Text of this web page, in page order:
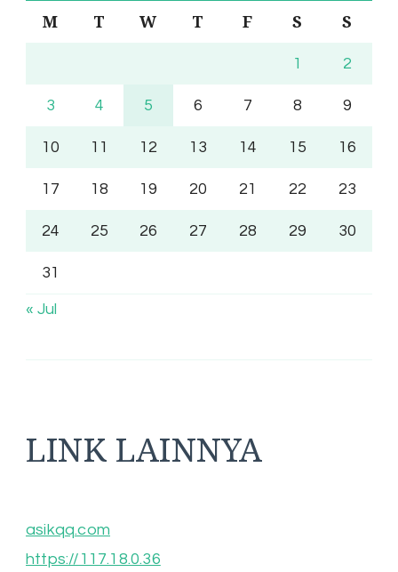
M T W T F S S
1 2
3 4 5 6 7 8 9
10 11 12 13 14 15 16
17 18 19 20 21 22 23
24 25 26 27 28 29 30
31
« Jul
LINK LAINNYA
asikqq.com
https://117.18.0.36